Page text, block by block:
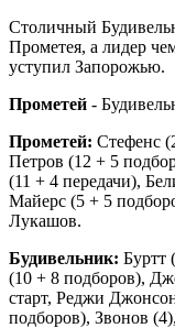
Столичный
Прометея, а лидер
уступил Запорожью.
Прометей -
Прометей: Стефенс
Петров (12 + 5
(11 + 4 передачи),
Майерс (5 + 5
Лукашов.
Будивельник: Буртт
(10 + 8 подборов),
старт, Реджи
подборов), Звонов